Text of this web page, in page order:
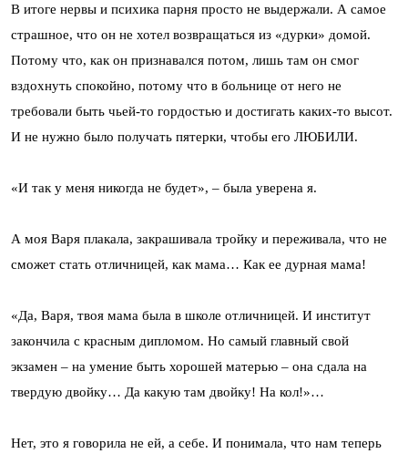
В итоге нервы и психика парня просто не выдержали. А самое
страшное, что он не хотел возвращаться из «дурки» домой.
Потому что, как он признавался потом, лишь там он смог
вздохнуть спокойно, потому что в больнице от него не
требовали быть чьей-то гордостью и достигать каких-то высот.
И не нужно было получать пятерки, чтобы его ЛЮБИЛИ.
«И так у меня никогда не будет», – была уверена я.
А моя Варя плакала, закрашивала тройку и переживала, что не
сможет стать отличницей, как мама… Как ее дурная мама!
«Да, Варя, твоя мама была в школе отличницей. И институт
закончила с красным дипломом. Но самый главный свой
экзамен – на умение быть хорошей матерью – она сдала на
твердую двойку… Да какую там двойку! На кол!»…
Нет, это я говорила не ей, а себе. И понимала, что нам теперь